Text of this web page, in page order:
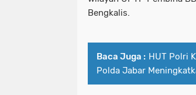
Bengkalis.
Baca Juga : HUT Polri
Polda Jabar